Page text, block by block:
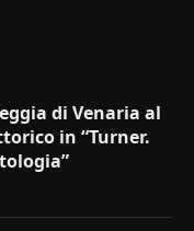
di Venaria al
in “Turner.